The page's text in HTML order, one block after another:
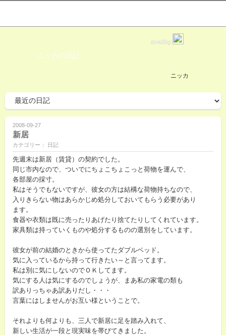
love2log
ニッカの日記
ニッカ
2008-09-27
新居
カテゴリー： 日記
先週末は新居（賃貸）の契約でした。
同じ市内なので、ついでにちょこちょこっと荷物を運んで、
各部屋の採寸。
私はそうでもないですが、彼女の方は結構な荷物持ちなので、
入りきらない物はあらかじめ処分しておいてもらう必要があり
ます。
食器や衣類は既に売ったりあげたり捨てたりしてくれています。
家具類は持っていくものや処分するものの選別をしています。
彼女が前の結婚のときから使ってたダブルベッド。
気に入っているから持って行きたい～と言ってます。
私は別に気にしないのでＯＫしてます。
気にする人は気にするのでしょうが、まあ私の家電の類も
訳ありっちゃあ訳ありだし・・・
言葉にはしませんがお互い様ということで。
それよりも何よりも、三人で新居に足を踏み入れて、
新しい生活が一段と現実味を帯びてきました。